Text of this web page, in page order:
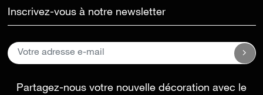
Inscrivez-vous à notre newsletter
Partagez-nous votre nouvelle décoration avec le